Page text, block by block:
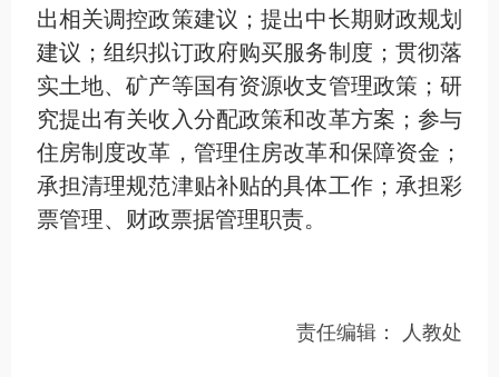
出相关调控政策建议；提出中长期财政规划
建议；组织拟订政府购买服务制度；贯彻落
实土地、矿产等国有资源收支管理政策；研
究提出有关收入分配政策和改革方案；参与
住房制度改革，管理住房改革和保障资金；
承担清理规范津贴补贴的具体工作；承担彩
票管理、财政票据管理职责。
责任编辑： 人教处